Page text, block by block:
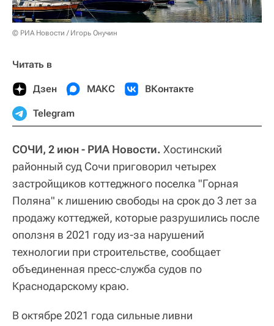
© РИА Новости / Игорь Онучин
Читать в
Дзен МАКС ВКонтакте
Telegram
СОЧИ, 2 июн - РИА Новости. Хостинский
районный суд Сочи приговорил четырех
застройщиков коттеджного поселка "Горная
Поляна" к лишению свободы на срок до 3 лет за
продажу коттеджей, которые разрушились после
оползня в 2021 году из-за нарушений
технологии при строительстве, сообщает
объединенная пресс-служба судов по
Краснодарскому краю.
В октябре 2021 года сильные ливни